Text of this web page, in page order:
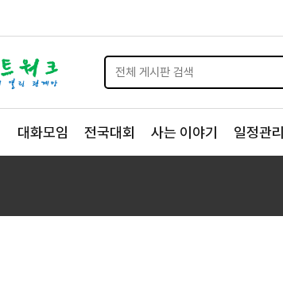
대화모임 전국대회 사는 이야기 일정관리